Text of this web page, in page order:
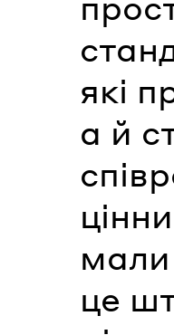
які
а й
мали
це